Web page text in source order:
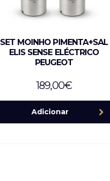
SET MOINHO PIMENTA+SAL
ELIS SENSE ELÉCTRICO
PEUGEOT
189,00€
Adicionar